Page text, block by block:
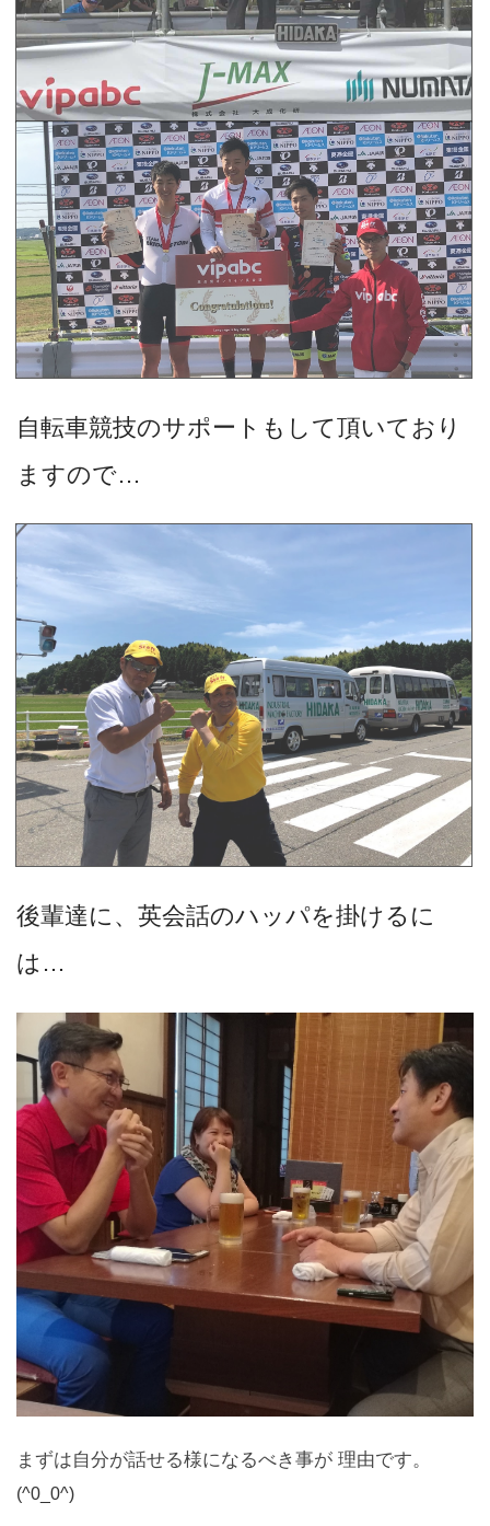
自転車競技のサポートもして頂いており
ますので…
後輩達に、英会話のハッパを掛けるに
は…
まずは自分が話せる様になるべき事が 理由です。
(^0_0^)